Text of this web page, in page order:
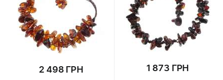
2 498 ГРН 1 873 ГРН